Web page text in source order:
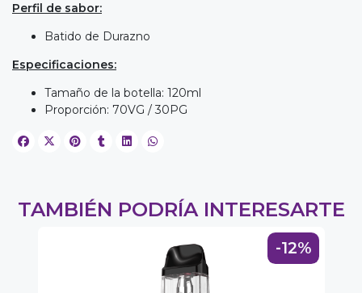
Perfil de sabor:
Batido de Durazno
Especificaciones:
Tamaño de la botella: 120ml
Proporción: 70VG / 30PG
TAMBIÉN PODRÍA INTERESARTE
-12%